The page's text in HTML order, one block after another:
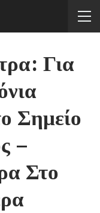
Για
Σημείο
–
Στο